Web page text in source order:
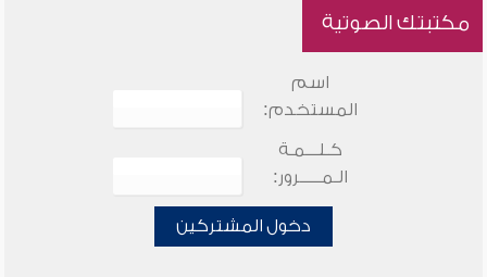
مكتبتك الصوتية
اسم
المستخدم:
كـلـــمـة
الـمـــــرور:
دخول المشتركين